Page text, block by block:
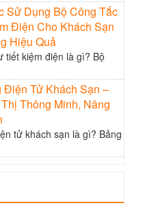
Sử Dụng Bộ Công Tắc
Điện Cho Khách Sạn
Hiệu Quả
tiết kiệm điện là gì? Bộ
Điện Tử Khách Sạn –
Thông Minh, Nâng
tử khách sạn là gì? Bảng